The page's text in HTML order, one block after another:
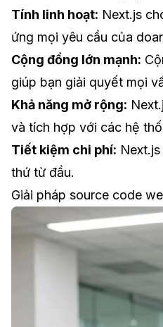
Tính linh hoạt: Next.js
ứng mọi yêu cầu của
Cộng đồng lớn mạnh:
giúp bạn giải quyết mọi
Khả năng mở rộng:
và tích hợp với các hệ
Tiết kiệm chi phí:
thứ từ đầu.
Giải pháp source code